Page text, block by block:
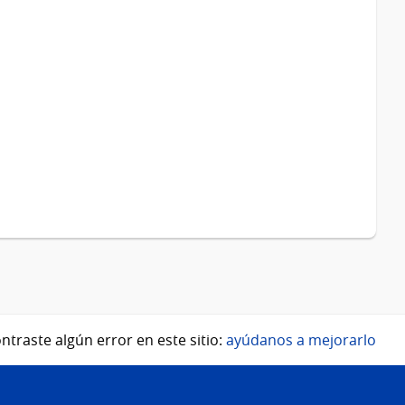
algún error en este sitio: ayúdanos a mejorarlo